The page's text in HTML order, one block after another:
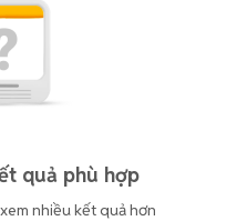
quả phù hợp
nhiều kết quả hơn